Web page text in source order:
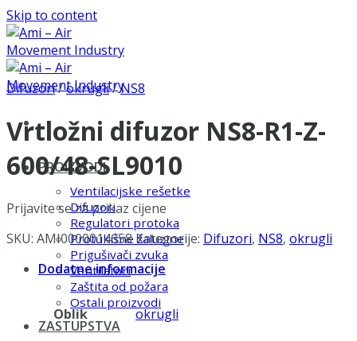
Skip to content
PROIZVODI
Ventilacijske rešetke
Difuzori
Regulatori protoka
Protukišne žaluzine
Prigušivači zvuka
Ventilatori
Zaštita od požara
Ostali proizvodi
ZASTUPSTVA
Difuzori/okrugli/NS8
Vrtložni difuzor NS8-R1-Z-
600/48-SL9010
Prijavite se za prikaz cijene
SKU: AMI0000014658 Kategorije: Difuzori, NS8, okrugli
Dodatne informacije
Oblik okrugli